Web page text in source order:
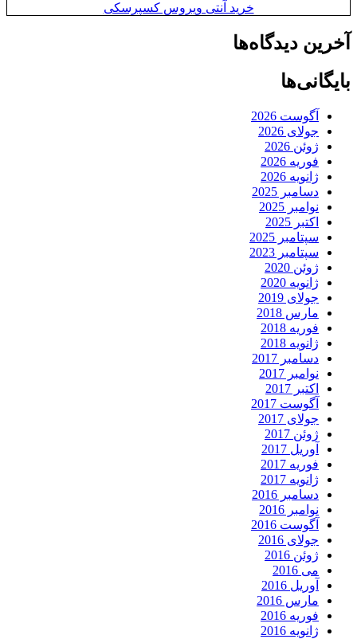
خرید آنتی ویروس کسپرسکی
آخرین دیدگاه‌ها
بایگانی‌ها
آگوست 2026
جولای 2026
ژوئن 2026
فوریه 2026
ژانویه 2026
دسامبر 2025
نوامبر 2025
اکتبر 2025
سپتامبر 2025
سپتامبر 2023
ژوئن 2020
ژانویه 2020
جولای 2019
مارس 2018
فوریه 2018
ژانویه 2018
دسامبر 2017
نوامبر 2017
اکتبر 2017
آگوست 2017
جولای 2017
ژوئن 2017
آوریل 2017
فوریه 2017
ژانویه 2017
دسامبر 2016
نوامبر 2016
آگوست 2016
جولای 2016
ژوئن 2016
می 2016
آوریل 2016
مارس 2016
فوریه 2016
ژانویه 2016